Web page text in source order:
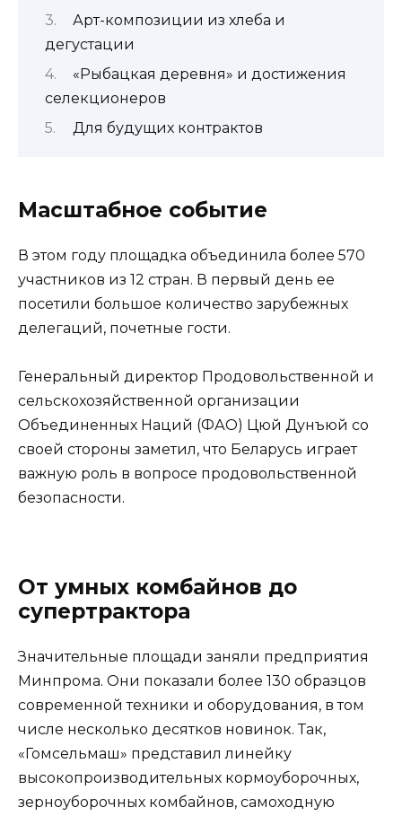
Арт-композиции из хлеба и
дегустации
«Рыбацкая деревня» и достижения
селекционеров
Для будущих контрактов
Масштабное событие
В этом году площадка объединила более 570
участников из 12 стран. В первый день ее
посетили большое количество зарубежных
делегаций, почетные гости.
Генеральный директор Продовольственной и
сельскохозяйственной организации
Объединенных Наций (ФАО) Цюй Дунъюй со
своей стороны заметил, что Беларусь играет
важную роль в вопросе продовольственной
безопасности.
От умных комбайнов до
супертрактора
Значительные площади заняли предприятия
Минпрома. Они показали более 130 образцов
современной техники и оборудования, в том
числе несколько десятков новинок. Так,
«Гомсельмаш» представил линейку
высокопроизводительных кормоуборочных,
зерноуборочных комбайнов, самоходную